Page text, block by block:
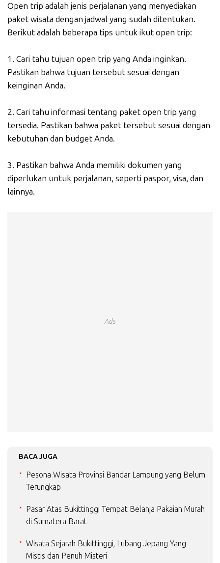
Open trip adalah jenis perjalanan yang menyediakan
paket wisata dengan jadwal yang sudah ditentukan.
Berikut adalah beberapa tips untuk ikut open trip:
1. Cari tahu tujuan open trip yang Anda inginkan.
Pastikan bahwa tujuan tersebut sesuai dengan
keinginan Anda.
2. Cari tahu informasi tentang paket open trip yang
tersedia. Pastikan bahwa paket tersebut sesuai dengan
kebutuhan dan budget Anda.
3. Pastikan bahwa Anda memiliki dokumen yang
diperlukan untuk perjalanan, seperti paspor, visa, dan
lainnya.
Ads
BACA JUGA
Pesona Wisata Provinsi Bandar Lampung yang Belum
Terungkap
Pasar Atas Bukittinggi Tempat Belanja Pakaian Murah
di Sumatera Barat
Wisata Sejarah Bukittinggi, Lubang Jepang Yang
Mistis dan Penuh Misteri